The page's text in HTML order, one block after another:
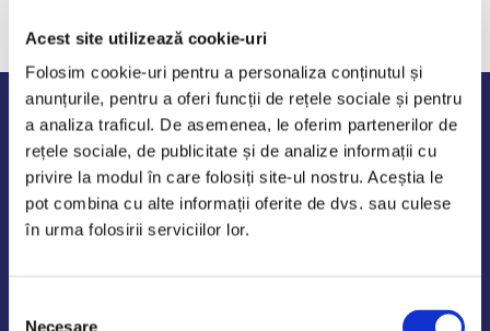
Acest site utilizează cookie-uri
Folosim cookie-uri pentru a personaliza conținutul și
anunțurile, pentru a oferi funcții de rețele sociale și pentru
a analiza traficul. De asemenea, le oferim partenerilor de
rețele sociale, de publicitate și de analize informații cu
privire la modul în care folosiți site-ul nostru. Aceștia le
pot combina cu alte informații oferite de dvs. sau culese
în urma folosirii serviciilor lor.
Necesare
Program de lucru
Luni - Vineri: 09:00-18:00
Sambata - Duminica: 10:00-14:00